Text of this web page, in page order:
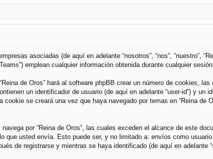
asociadas (de aquí en adelante “nosotros”, “nos”, “nuestro”,
emplean cualquier información obtenida durante cualquier
de Oros” hará al software phpBB crear un número de cookies,
un identificador de usuario (de aquí en adelante “user-id”) y un
se creará una vez que haya navegado por temas en “Reina
por “Reina de Oros”, las cuales exceden el alcance de este
usted envía. Esto puede ser, y no limitado a: envíos como
de registrarse y mientras se haya identificado (de aquí en adelante